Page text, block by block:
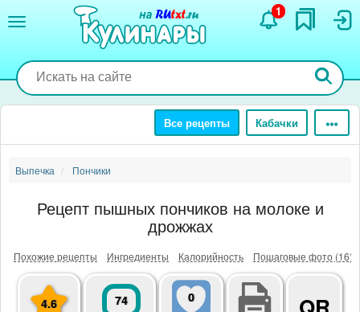
содержанию
1
Все рецепты Кабачки
Выпечка Пончики
Рецепт пышных пончиков на молоке и
дрожжах
Похожие рецепты Ингредиенты Калорийность Пошаговые фото (16)
4.6 74 0